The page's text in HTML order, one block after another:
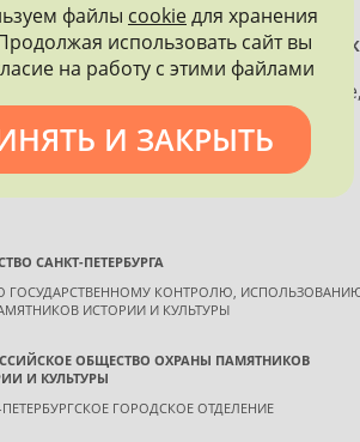
ПРИ ПОДДЕРЖКЕ ПРАВИТЕЛЬСТВА
ПЕТЕРБУРГА
материалов, размещенных на
с согласия правообладателя и
ссылкой на источник информации.
САНКТ-ПЕТЕРБУРГА
ГОСУДАРСТВЕННОМУ КОНТРОЛЮ,
ИСТОРИИ И КУЛЬТУРЫ
ОБЩЕСТВО ОХРАНЫ ПАМЯТНИКОВ
И КУЛЬТУРЫ
ГОРОДСКОЕ ОТДЕЛЕНИЕ
файлы cookieдля хранения
использовать сайт вы
на работу с этими файлами
И ЗАКРЫТЬ